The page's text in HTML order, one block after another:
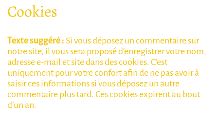
Cookies
Texte suggéré : Si vous déposez un commentaire sur
notre site, il vous sera proposé d’enregistrer votre nom,
adresse e-mail et site dans des cookies. C’est
uniquement pour votre confort afin de ne pas avoir à
saisir ces informations si vous déposez un autre
commentaire plus tard. Ces cookies expirent au bout
d’un an.